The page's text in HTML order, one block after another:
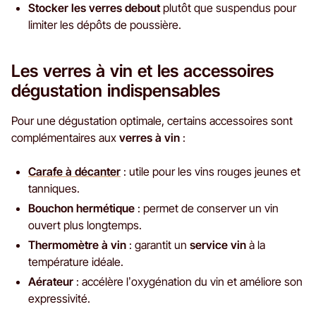
Stocker les verres deboutplutôt que suspendus pour
limiter les dépôts de poussière.
Les verres à vin et les accessoires
dégustation indispensables
Pour une dégustation optimale, certains accessoires sont
complémentaires aux verres à vin :
Carafe à décanter : utile pour les vins rouges jeunes et
tanniques.
Bouchon hermétique : permet de conserver un vin
ouvert plus longtemps.
Thermomètre à vin : garantit un service vin à la
température idéale.
Aérateur : accélère l’oxygénation du vin et améliore son
expressivité.